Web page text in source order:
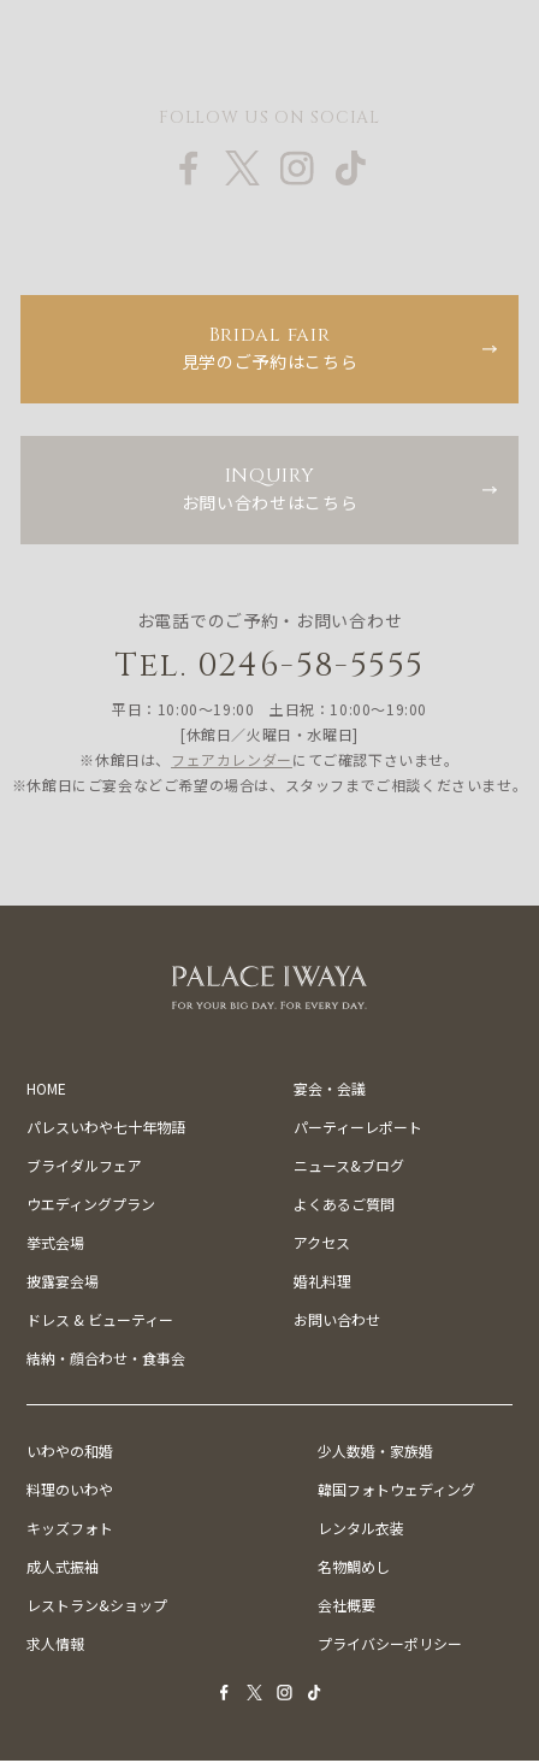
FOLLOW US ON SOCIAL
Bridal fair
見学のご予約はこちら
INQUIRY
お問い合わせはこちら
お電話でのご予約・お問い合わせ
Tel. 0246-58-5555
平日：10:00〜19:00 土日祝：10:00〜19:00
[休館日／火曜日・水曜日]
※休館日は、 フェアカレンダーにてご確認下さいませ。
※休館日にご宴会などご希望の場合は、スタッフまでご相談くださいませ。
HOME
宴会・会議
パレスいわや七十年物語
パーティーレポート
ブライダルフェア
ニュース&ブログ
ウエディングプラン
よくあるご質問
挙式会場
アクセス
披露宴会場
婚礼料理
ドレス & ビューティー
お問い合わせ
結納・顔合わせ・食事会
いわやの和婚
少人数婚・家族婚
料理のいわや
韓国フォトウェディング
キッズフォト
レンタル衣装
成人式振袖
名物鯛めし
レストラン&ショップ
会社概要
求人情報
プライバシーポリシー